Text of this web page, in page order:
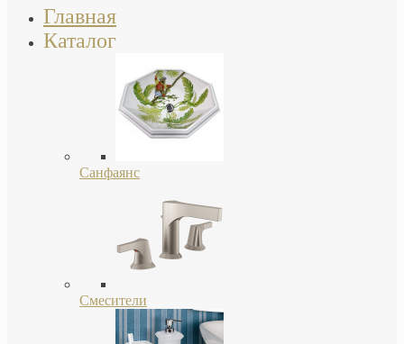
Главная
Каталог
Санфаянс
Смесители